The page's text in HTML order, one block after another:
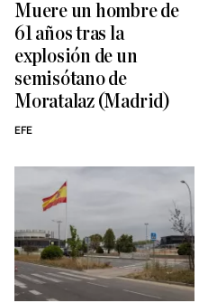
Muere un hombre de
61 años tras la
explosión de un
semisótano de
Moratalaz (Madrid)
EFE